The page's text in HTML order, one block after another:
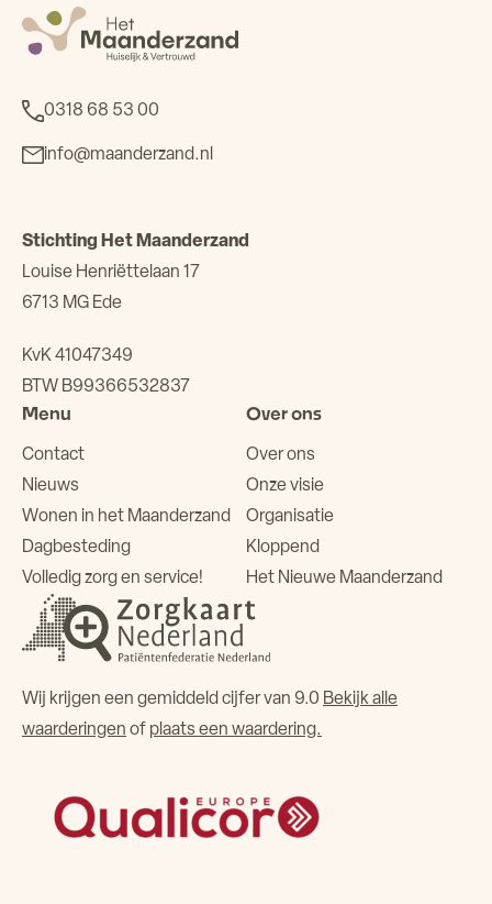
0318 68 53 00
info@maanderzand.nl
Stichting Het Maanderzand
Louise Henriëttelaan 17
6713 MG Ede
KvK 41047349
BTW B99366532837
Menu
Contact
Nieuws
Wonen in het Maanderzand
Dagbesteding
Volledig zorg en service!
Over ons
Over ons
Onze visie
Organisatie
Kloppend
Het Nieuwe Maanderzand
Wij krijgen een gemiddeld cijfer van 9.0 Bekijk alle
waarderingen of plaats een waardering.